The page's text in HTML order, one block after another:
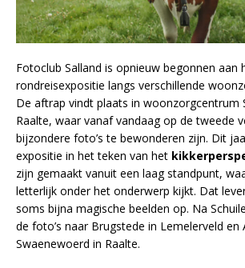
Fotoclub Salland is opnieuw begonnen aan
rondreisexpositie langs verschillende
De aftrap vindt plaats in woonzorgcentrum
Raalte, waar vanaf vandaag op de tweede
bijzondere foto’s te bewonderen zijn. Dit
expositie in het teken van het
zijn gemaakt vanuit een laag standpunt,
letterlijk onder het onderwerp kijkt. Dat
soms bijna magische beelden op. Na
de foto’s naar Brugstede in Lemelerveld en
Swaenewoerd in Raalte.